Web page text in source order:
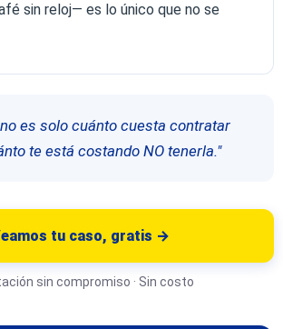
sin reloj— es lo único que no se
es solo cuánto cuesta contratar
te está costando NO tenerla."
tu caso, gratis →
sin compromiso · Sin costo